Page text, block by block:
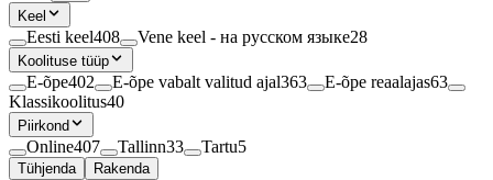
Keel
Eesti keel408 Vene keel - на русском языке28
Koolituse tüüp
E-õpe402 E-õpe vabalt valitud ajal363 E-õpe reaalajas63
Klassikoolitus40
Piirkond
Online407 Tallinn33 Tartu5
Tühjenda Rakenda